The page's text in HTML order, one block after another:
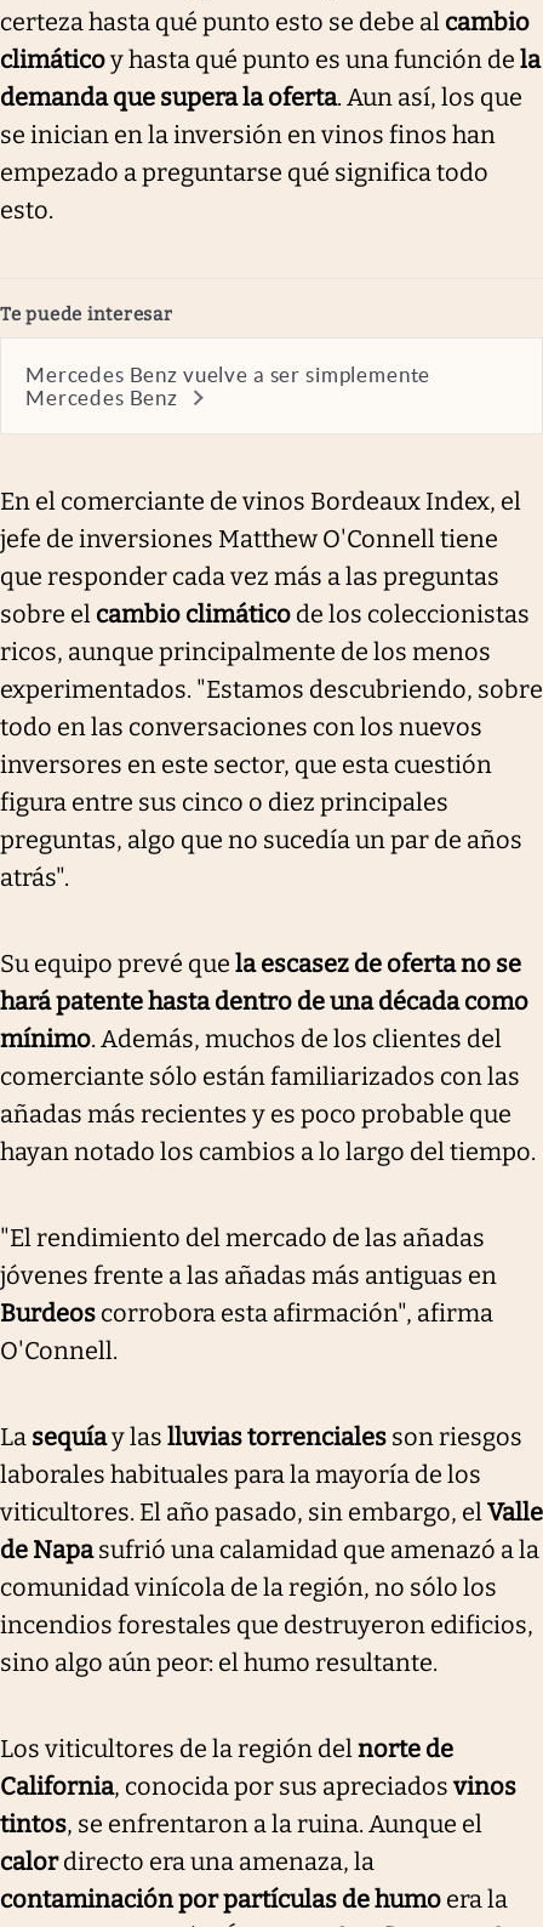
certeza hasta qué punto esto se debe al cambio
climáticoy hasta qué punto es una función de la
demanda que supera la oferta. Aun así, los que
se inician en la inversión en vinos finos han
empezado a preguntarse qué significa todo
esto.
Te puede interesar
Mercedes Benz vuelve a ser simplemente
Mercedes Benz
En el comerciante de vinos Bordeaux Index, el
jefe de inversiones Matthew O'Connell tiene
que responder cada vez más a las preguntas
sobre el cambio climático de los coleccionistas
ricos, aunque principalmente de los menos
experimentados. "Estamos descubriendo, sobre
todo en las conversaciones con los nuevos
inversores en este sector, que esta cuestión
figura entre sus cinco o diez principales
preguntas, algo que no sucedía un par de años
atrás".
Su equipo prevé que la escasez de oferta no se
hará patente hasta dentro de una década como
mínimo. Además, muchos de los clientes del
comerciante sólo están familiarizados con las
añadas más recientes y es poco probable que
hayan notado los cambios a lo largo del tiempo.
"El rendimiento del mercado de las añadas
jóvenes frente a las añadas más antiguas en
Burdeos corrobora esta afirmación", afirma
O'Connell.
La sequíay las lluvias torrenciales son riesgos
laborales habituales para la mayoría de los
viticultores. El año pasado, sin embargo, elValle
de Napasufrió una calamidad que amenazó a la
comunidad vinícola de la región, no sólo los
incendios forestales que destruyeron edificios,
sino algo aún peor: el humo resultante.
Los viticultores de la región delnorte de
California, conocida por sus apreciadosvinos
tintos, se enfrentaron a la ruina. Aunque el
calordirecto era una amenaza, la
contaminación por partículas de humo era la